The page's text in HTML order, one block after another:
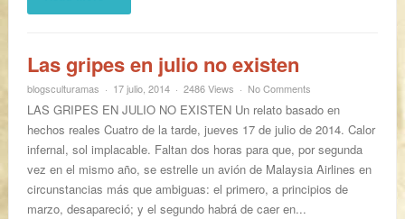
Las gripes en julio no existen
blogsculturamas 17 julio, 2014 2486 Views No Comments
LAS GRIPES EN JULIO NO EXISTEN Un relato basado en
hechos reales Cuatro de la tarde, jueves 17 de julio de 2014. Calor
infernal, sol implacable. Faltan dos horas para que, por segunda
vez en el mismo año, se estrelle un avión de Malaysia Airlines en
circunstancias más que ambiguas: el primero, a principios de
marzo, desapareció; y el segundo habrá de caer en...